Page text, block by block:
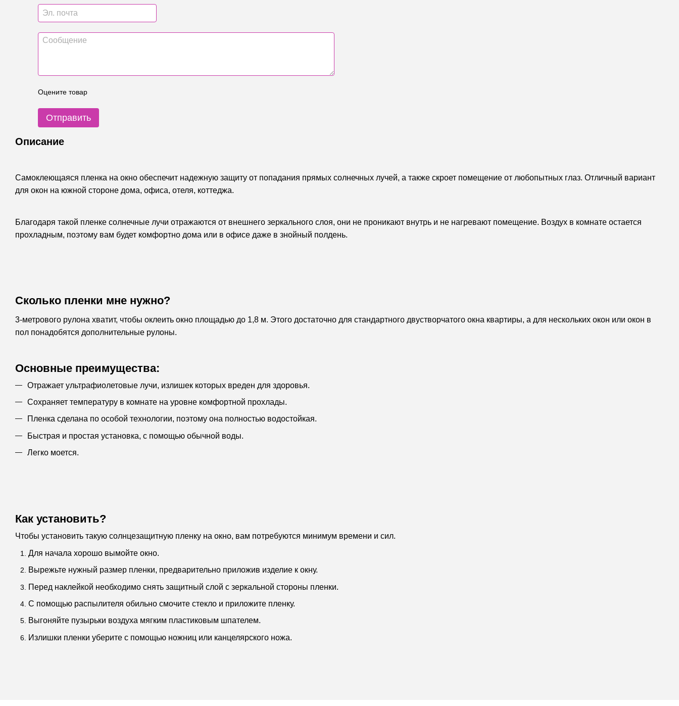
Оцените товар
Отправить
Описание
Самоклеющаяся пленка на окно обеспечит надежную защиту от попадания прямых солнечных лучей, а также скроет помещение от любопытных глаз. Отличный вариант
для окон на южной стороне дома, офиса, отеля, коттеджа.
Благодаря такой пленке солнечные лучи отражаются от внешнего зеркального слоя, они не проникают внутрь и не нагревают помещение. Воздух в комнате остается
прохладным, поэтому вам будет комфортно дома или в офисе даже в знойный полдень.
Сколько пленки мне нужно?
3-метрового рулона хватит, чтобы оклеить окно площадью до 1,8 м. Этого достаточно для стандартного двустворчатого окна квартиры, а для нескольких окон или окон в
пол понадобятся дополнительные рулоны.
Основные преимущества:
Отражает ультрафиолетовые лучи, излишек которых вреден для здоровья.
Сохраняет температуру в комнате на уровне комфортной прохлады.
Пленка сделана по особой технологии, поэтому она полностью водостойкая.
Быстрая и простая установка, с помощью обычной воды.
Легко моется.
Как установить?
Чтобы установить такую солнцезащитную пленку на окно, вам потребуются минимум времени и сил.
Для начала хорошо вымойте окно.
Вырежьте нужный размер пленки, предварительно приложив изделие к окну.
Перед наклейкой необходимо снять защитный слой с зеркальной стороны пленки.
С помощью распылителя обильно смочите стекло и приложите пленку.
Выгоняйте пузырьки воздуха мягким пластиковым шпателем.
Излишки пленки уберите с помощью ножниц или канцелярского ножа.